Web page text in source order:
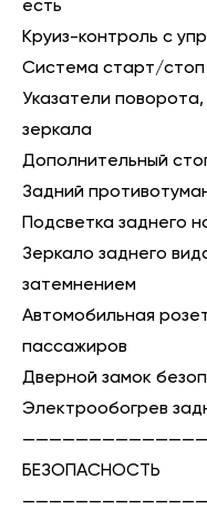
есть
Круиз-контроль с
Система старт/стоп
Указатели
зеркала
Дополнительный
Задний
Подсветка заднего
Зеркало заднего
затемнением
Автомобильная
пассажиров
Дверной замок
Электрообогрев
БЕЗОПАСНОСТЬ